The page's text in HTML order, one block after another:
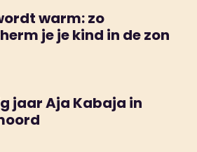
warm: zo
je je kind in de zon
jaar Aja Kabaja in